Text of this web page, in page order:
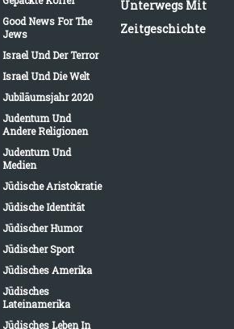
Good News For The
Jews
Israel Und Der Terror
Israel Und Die Welt
Jubiläumsjahr 2020
Judentum Und
Andere Religionen
Judentum Und
Medien
Jüdische Aristokratie
Jüdische Identität
Jüdischer Humor
Jüdischer Sport
Jüdisches Amerika
Jüdisches
Lateinamerika
Jüdisches Leben In
Unterwegs Mit
Zeitgeschichte